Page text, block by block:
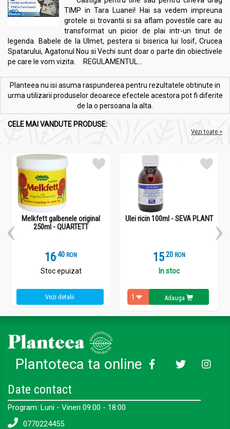
TIMP in Tara Luanei! Hai sa vedem impreuna
grotele si trovantii si sa aflam povestile care au
transformat un picior de plai intr-un tinut de
legenda. Babele de la Ulmet, pestera si biserica lui Iosif, Crucea
Spatarului, Agatonul Nou si Vechi sunt doar o parte din obiectivele
pe care le vom vizita. REGULAMENTUL...
Planteea nu isi asuma raspunderea pentru rezultatele obtinute in
urma utilizarii produselor deoarece efectele acestora pot fi diferite
de la o persoana la alta.
CELE MAI VANDUTE PRODUSE:
Vezi toate >
Melkfett galbenele original
250ml - QUARTETT
16.4 RON
Stoc epuizat
Vezi detalii
Ulei ricin 100ml - SEVA PLANT
15.2 RON
In stoc
Adauga
Plantoteca ta online
Date contact
Program: Luni - Vineri 09:00 - 18:00
0770224455